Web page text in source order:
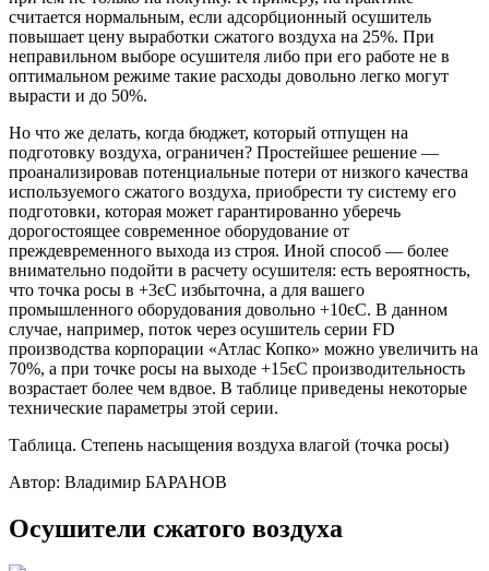
считается нормальным, если адсорбционный осушитель
повышает цену выработки сжатого воздуха на 25%. При
неправильном выборе осушителя либо при его работе не в
оптимальном режиме такие расходы довольно легко могут
вырасти и до 50%.
Но что же делать, когда бюджет, который отпущен на
подготовку воздуха, ограничен? Простейшее решение —
проанализировав потенциальные потери от низкого качества
используемого сжатого воздуха, приобрести ту систему его
подготовки, которая может гарантированно уберечь
дорогостоящее современное оборудование от
преждевременного выхода из строя. Иной способ — более
внимательно подойти в расчету осушителя: есть вероятность,
что точка росы в +3єС избыточна, а для вашего
промышленного оборудования довольно +10єС. В данном
случае, например, поток через осушитель серии FD
производства корпорации «Атлас Копко» можно увеличить на
70%, а при точке росы на выходе +15єС производительность
возрастает более чем вдвое. В таблице приведены некоторые
технические параметры этой серии.
Таблица. Степень насыщения воздуха влагой (точка росы)
Автор: Владимир БАРАНОВ
Осушители сжатого воздуха